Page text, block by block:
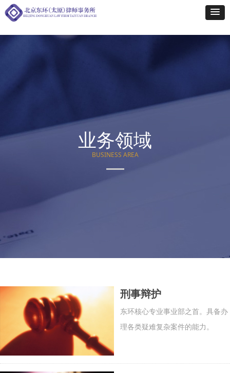
刑事辩护
东环核心专业事业部之首。具备办
理各类疑难复杂案件的能力。
业务领域
BUSINESS AREA